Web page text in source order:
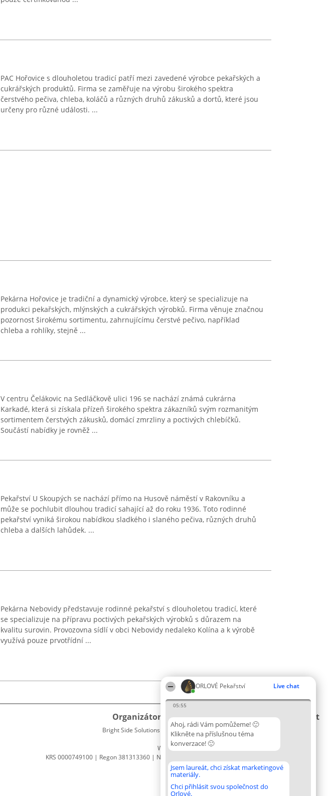
ORLOVÉ Pekařství Live chat
05:55
Ahoj, rádi Vám pomůžeme! 🙂
Klikněte na příslušnou téma
konverzace! 🙂
Jsem laureát, chci získat marketingové
materiály.
Chci přihlásit svou společnost do
Orlové.
PAC Hořovice s dlouholetou tradicí patří mezi zavedené výrobce pekařských a
cukrářských produktů. Firma se zaměřuje na výrobu širokého spektra
čerstvého pečiva, chleba, koláčů a různých druhů zákusků a dortů, které jsou
určeny pro různé události. ...
Pekárna Hořovice je tradiční a dynamický výrobce, který se specializuje na
produkci pekařských, mlýnských a cukrářských výrobků. Firma věnuje značnou
pozornost širokému sortimentu, zahrnujícímu čerstvé pečivo, například
chleba a rohlíky, stejně ...
V centru Čelákovic na Sedláčkově ulici 196 se nachází známá cukrárna
Karkadé, která si získala přízeň širokého spektra zákazníků svým rozmanitým
sortimentem čerstvých zákusků, domácí zmrzliny a poctivých chlebíčků.
Součástí nabídky je rovněž ...
Pekařství U Skoupých se nachází přímo na Husově náměstí v Rakovníku a
může se pochlubit dlouhou tradicí sahající až do roku 1936. Toto rodinné
pekařství vyniká širokou nabídkou sladkého i slaného pečiva, různých druhů
chleba a dalších lahůdek. ...
Pekárna Nebovidy představuje rodinné pekařství s dlouholetou tradicí, které
se specializuje na přípravu poctivých pekařských výrobků s důrazem na
kvalitu surovin. Provozovna sídlí v obci Nebovidy nedaleko Kolína a k výrobě
využívá pouze prvotřídní ...
Organizátor hlasování
Bright Side Solutions sp. z o. o. sp. k.
ul. Ruska 22
Wrocław 50-079
KRS 0000749100 | Regon 381313360 | NIP 8943132676
Plebiscyt
Vítězové
Seznam
Zásady
Zásady
ochrany
Kontakt